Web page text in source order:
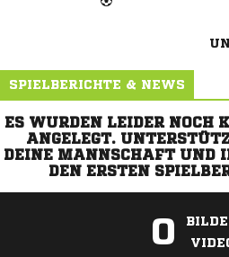
SPIELBERICHTE & NEWS
ES WURDEN LEIDER NOCH
ANGELEGT.
DEINE MANNSCHAFT UND
DEN ERSTEN
0